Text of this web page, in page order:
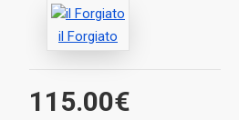
115.00€
il Forgiato